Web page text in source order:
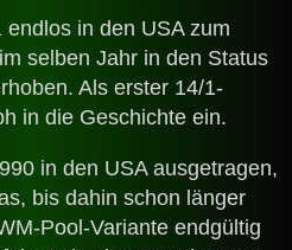
in den USA zum
selben Jahr in den Status
Als erster 14/1-
in die Geschichte ein.
in den USA ausgetragen,
bis dahin schon länger
Pool-Variante endgültig